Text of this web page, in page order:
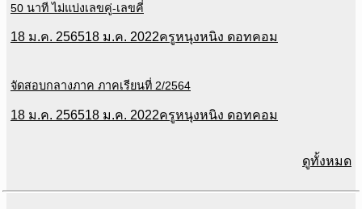
50 นาที ไม่แบ่งเลขคู่-เลขคี่
18 ม.ค. 256518 ม.ค. 2022ครูหนุงหนิง ดอทคอม
จัดสอบกลางภาค ภาคเรียนที่ 2/2564
18 ม.ค. 256518 ม.ค. 2022ครูหนุงหนิง ดอทคอม
ดูทั้งหมด